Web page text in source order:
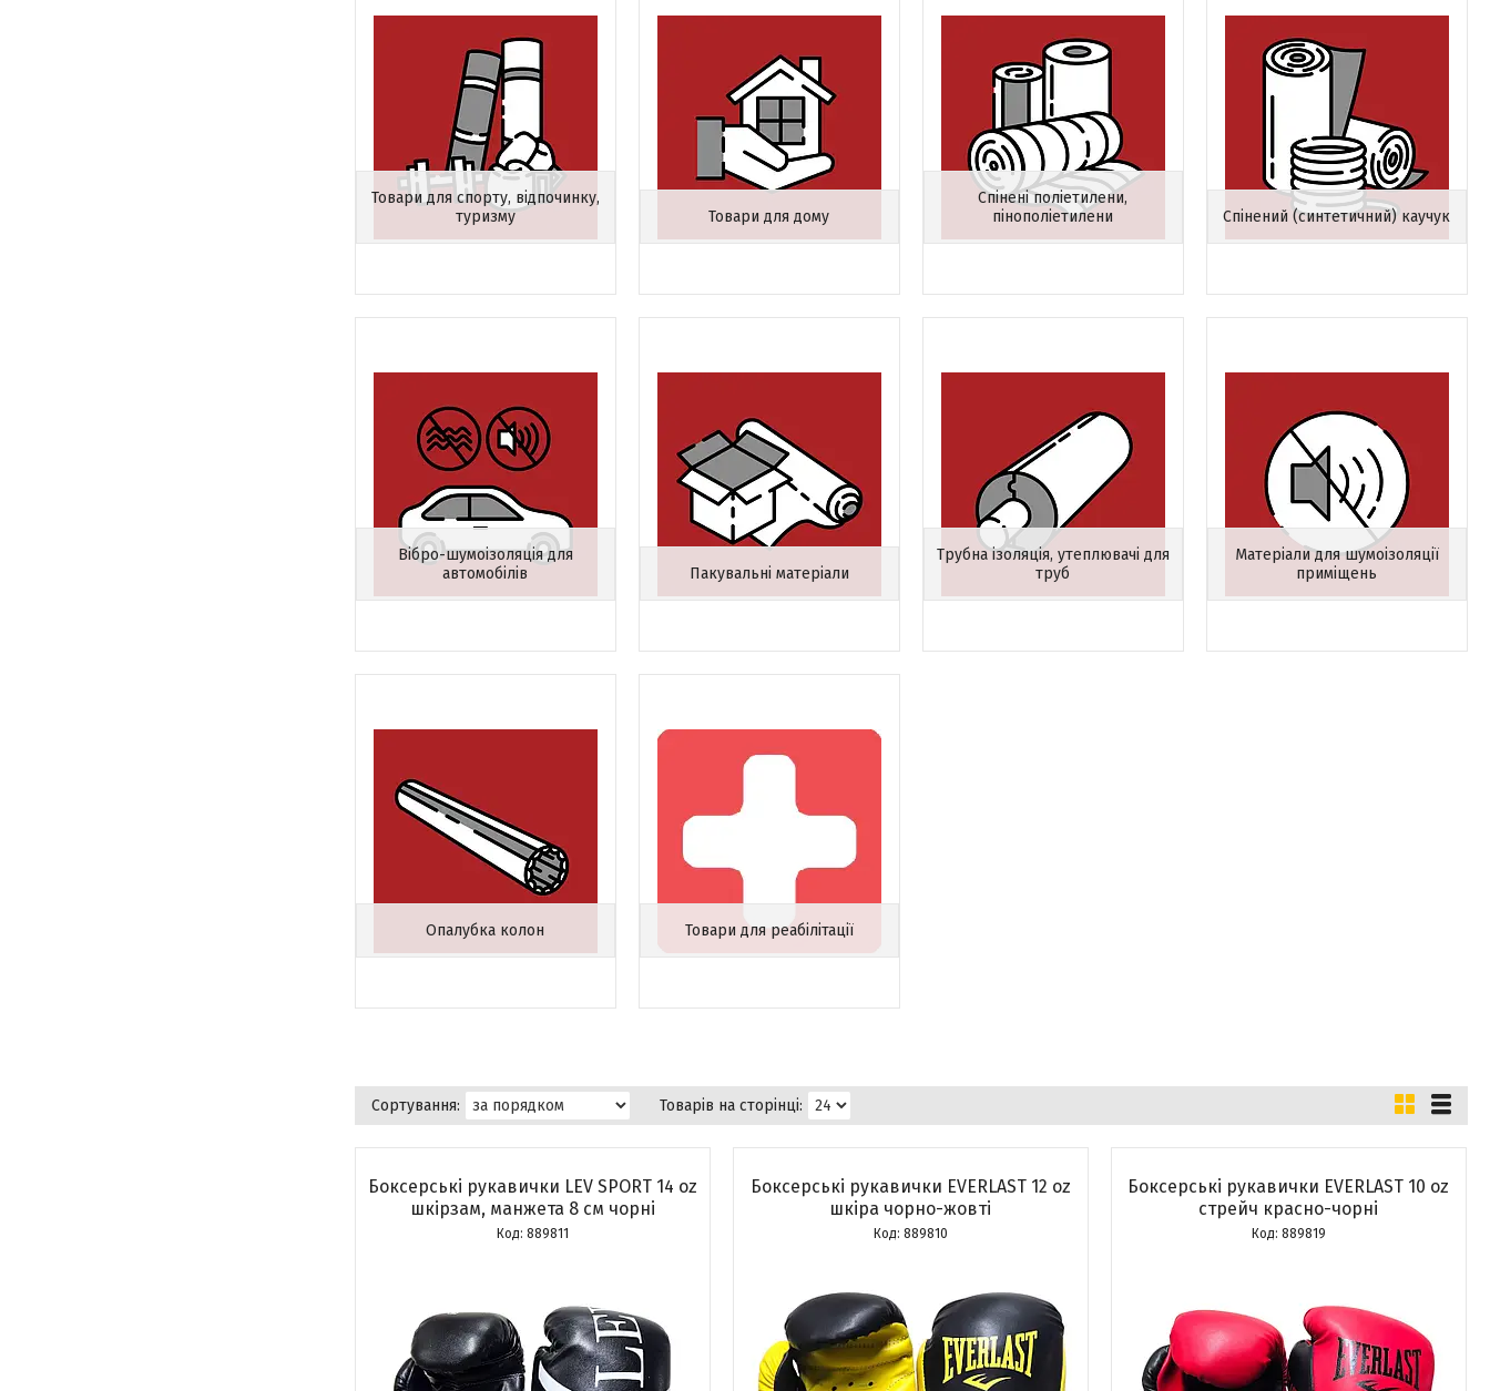
Товари для спорту, відпочинку,
туризму
Товари для дому
Спінені поліетилени,
пінополіетилени
Спінений (синтетичний) каучук
Вібро-шумоізоляція для
автомобілів
Пакувальні матеріали
Трубна ізоляція, утеплювачі для
труб
Матеріали для шумоізоляції
приміщень
Опалубка колон Товари для реабілітації
Боксерські рукавички LEV SPORT 14 oz
шкірзам, манжета 8 см чорні
889811
Боксерські рукавички EVERLAST 12 oz
шкіра чорно-жовті
889810
Боксерські рукавички EVERLAST 10 oz
стрейч красно-чорні
889819